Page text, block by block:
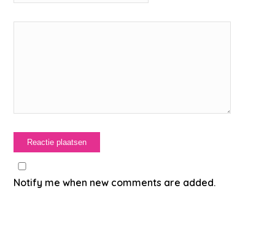
Notify me when new comments are added.